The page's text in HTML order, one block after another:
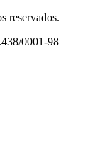
reservados.
0001-98